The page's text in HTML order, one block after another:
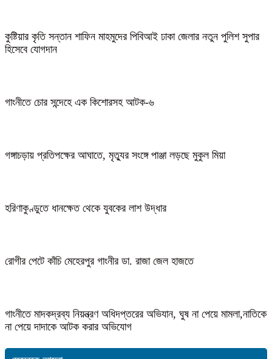
কুষ্টিয়ার কৃতি সন্তান শাফিন মাহমুদের পিবিআই ঢাকা জেলার নতুন পুলিশ সুপার
হিসেবে যোগদান
গাংনীতে চোর সন্দেহে এক কিশোরসহ আটক-৬
গঙ্গাচড়ায় প্রতিপক্ষের আঘাতে, মৃত্যুর সংঙ্গে পাঞ্জা লড়ছে মুকুল মিয়া
হরিণাকুণ্ডুতে ধানক্ষেত থেকে যুবকের লাশ উদ্ধার
রোগীর পেটে কাঁচি মেহেরপুর গাংনীর ডা. রাজা জেল হাজতে
গাংনীতে মাদকদ্রব্য নিয়ন্ত্রণ অধিদপ্তরের অভিযান, ঘুষ না পেয়ে মামলা,নাতিকে
না পেয়ে দাদাকে আটক করার অভিযোগ